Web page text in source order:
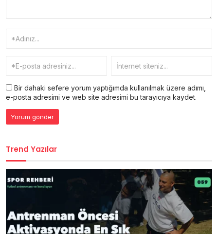
Bir dahaki sefere yorum yaptığımda kullanılmak üzere adımı,
e-posta adresimi ve web site adresimi bu tarayıcıya kaydet.
Trend Yazılar